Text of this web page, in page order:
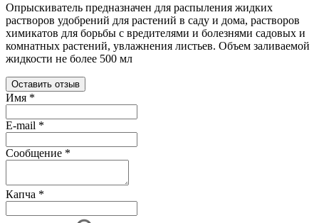
Опрыскиватель предназначен для распыления жидких
растворов удобрений для растений в саду и дома, растворов
химикатов для борьбы с вредителями и болезнями садовых и
комнатных растений, увлажнения листьев. Объем заливаемой
жидкости не более 500 мл
Оставить отзыв
Имя *
E-mail *
Сообщение *
Капча *